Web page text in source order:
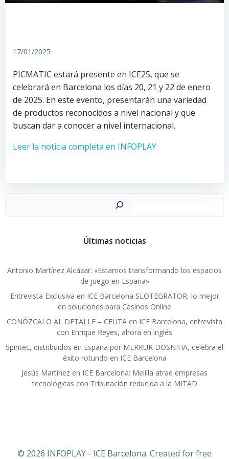
17/01/2025
PICMATIC estará presente en ICE25, que se
celebrará en Barcelona los días 20, 21 y 22 de enero
de 2025. En este evento, presentarán una variedad
de productos reconocidos a nivel nacional y que
buscan dar a conocer a nivel internacional.
Leer la noticia completa en INFOPLAY
Últimas noticias
Antonio Martínez Alcázar: «Estamos transformando los espacios
de juego en España»
Entrevista Exclusiva en ICE Barcelona SLOTEGRATOR, lo mejor
en soluciones para Casinos Online
CONÓZCALO AL DETALLE – CEUTA en ICE Barcelona, entrevista
con Enrique Reyes, ahora en inglés
Spintec, distribuidos en España por MERKUR DOSNIHA, celebra el
éxito rotundo en ICE Barcelona
Jesús Martínez en ICE Barcelona: Melilla atrae empresas
tecnológicas con Tributación reducida a la MITAD
© 2026 INFOPLAY - ICE Barcelona. Created for free